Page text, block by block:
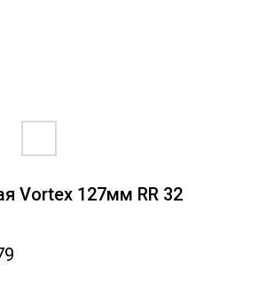
Vortex 127мм RR 32